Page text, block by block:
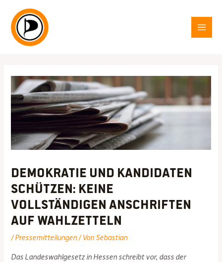
Inhalt
springen
Demokratie und Kandidaten
schützen: Keine
vollständigen Anschriften
auf Wahlzetteln
/Pressemitteilungen/ Von Sebastian
Das Landeswahlgesetz in Hessen schreibt vor, dass der